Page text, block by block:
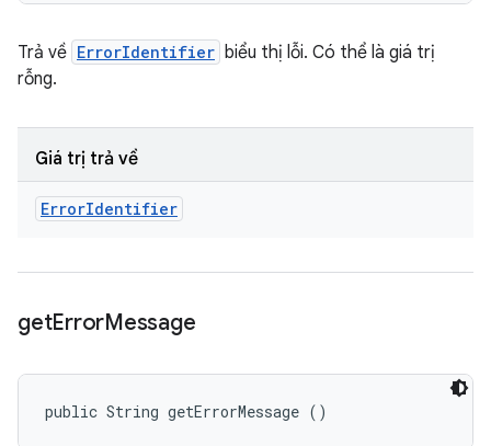
Trả về ErrorIdentifier biểu thị lỗi. Có thể là giá trị
rỗng.
Giá trị trả về
ErrorIdentifier
getErrorMessage
public String getErrorMessage ()